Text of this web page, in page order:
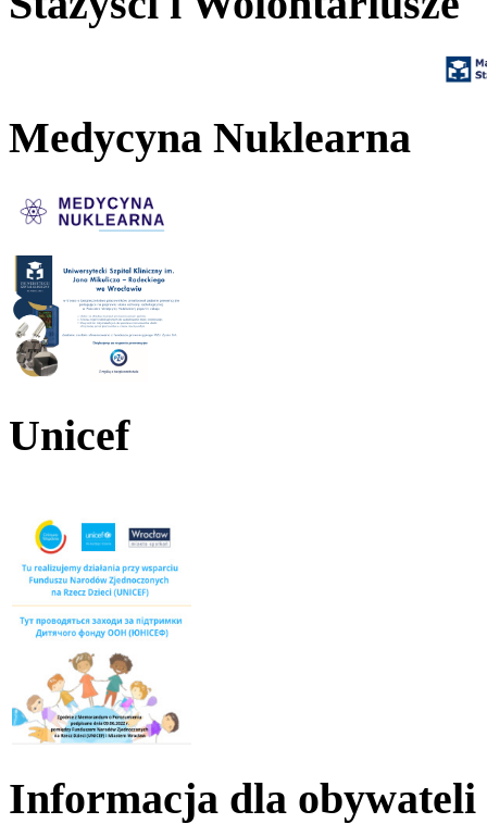
Medycyna Nuklearna
Unicef
Informacja dla